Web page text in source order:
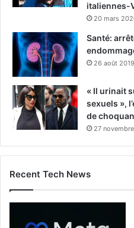
italiennes-
20 mars
Santé:
26 août 2019
« Il urinait
sexuels »,
de
27
Recent Tech News